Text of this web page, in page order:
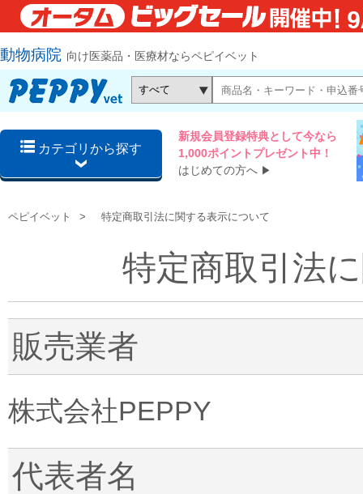
動物病院 向け医薬品・医療材ならペピイベット
カテゴリから探す
新規会員登録特典として今なら
1,000ポイントプレゼント中！
はじめての方へ ▶
ペピイベット 特定商取引法に関する表示について
特定商取引法
販売業者
株式会社PEPPY
代表者名